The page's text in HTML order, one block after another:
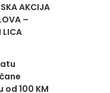
AKCIJA
–
LICA
od 100 KM